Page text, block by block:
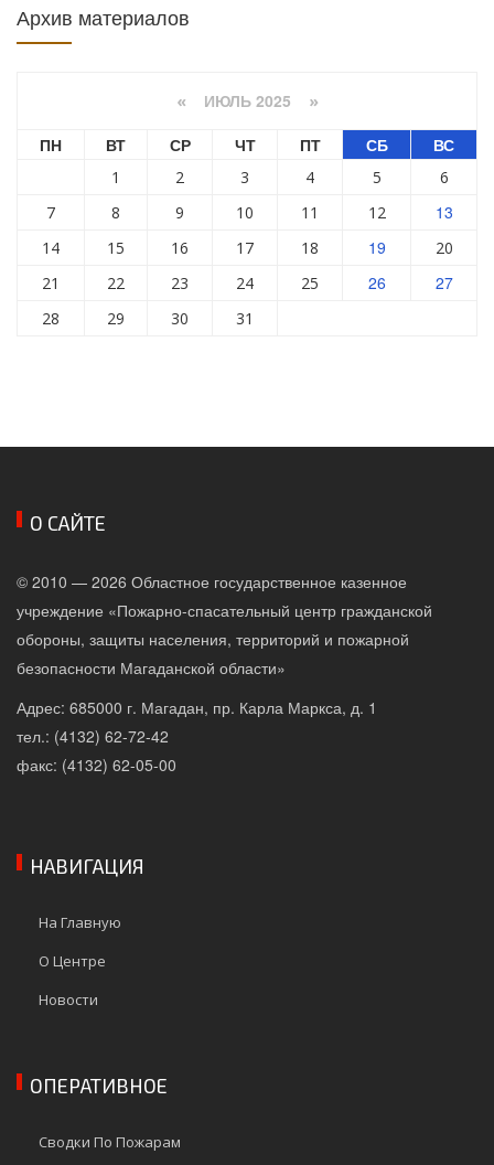
Архив материалов
« ИЮЛЬ 2025 »
ПН ВТ СР ЧТ ПТ СБ ВС
1 2 3 4 5
6
7
8 9 10 11 12 13
14 15 16 17 18 19
20
21
22 23 24 25 26 27
28 29 30 31
О САЙТЕ
© 2010 — 2026 Областное государственное казенное
учреждение «Пожарно-спасательный центр гражданской
обороны, защиты населения, территорий и пожарной
безопасности Магаданской области»
Адрес: 685000 г. Магадан, пр. Карла Маркса, д. 1
тел.: (4132) 62-72-42
факс: (4132) 62-05-00
НАВИГАЦИЯ
На Главную
О Центре
Новости
ОПЕРАТИВНОЕ
Сводки По Пожарам